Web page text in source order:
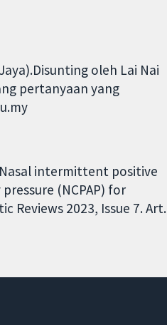
oleh Lai Nai
pertanyaan yang
Nasal intermittent positive
(NCPAP) for
Reviews 2023, Issue 7. Art.